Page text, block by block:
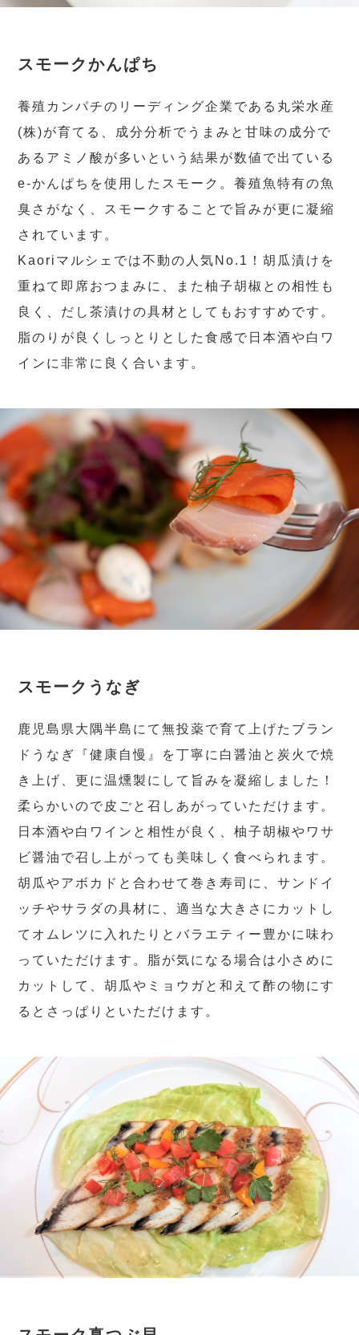
スモークかんぱち
養殖カンパチのリーディング企業である丸栄水産
(株)が育てる、成分分析でうまみと甘味の成分で
あるアミノ酸が多いという結果が数値で出ている
e-かんぱちを使用したスモーク。養殖魚特有の魚
臭さがなく、スモークすることで旨みが更に凝縮
されています。
Kaoriマルシェでは不動の人気No.1！胡瓜漬けを
重ねて即席おつまみに、また柚子胡椒との相性も
良く、だし茶漬けの具材としてもおすすめです。
脂のりが良くしっとりとした食感で日本酒や白ワ
インに非常に良く合います。
スモークうなぎ
鹿児島県大隅半島にて無投薬で育て上げたブラン
ドうなぎ『健康自慢』を丁寧に白醤油と炭火で焼
き上げ、更に温燻製にして旨みを凝縮しました！
柔らかいので皮ごと召しあがっていただけます。
日本酒や白ワインと相性が良く、柚子胡椒やワサ
ビ醤油で召し上がっても美味しく食べられます。
胡瓜やアボカドと合わせて巻き寿司に、サンドイ
ッチやサラダの具材に、適当な大きさにカットし
てオムレツに入れたりとバラエティー豊かに味わ
っていただけます。脂が気になる場合は小さめに
カットして、胡瓜やミョウガと和えて酢の物にす
るとさっぱりといただけます。